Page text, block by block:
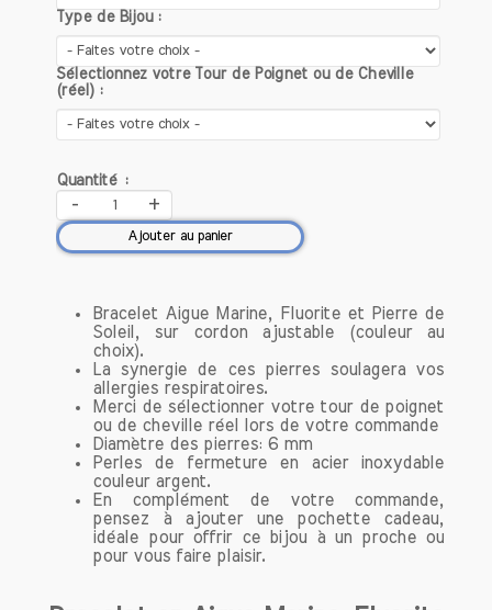
par des artisans passionnés,
garantissant une attention particulière à
chaque détail. Chaque pièce est unique,
ce qui signifie que vous portez un bijou
qui vous ressemble et qui a été créé
avec soin et amour.
Qualité des pierres
Nous sélectionnons uniquement des
pierres naturelles de haute qualité,
connues pour leurs propriétés
pour la sérénité, le quartz rose pour
l'amour ou la labradorite pour la
protection, chaque bracelet est
composé de pierres soigneusement
choisies pour maximiser leurs effets.
Découvrez notre collection de bracelets
conçue pour optimiser votre bien-être
au quotidien.
Chaque bracelet que nous proposons
est soigneusement élaboré pour offrir
Type de Bijou :
Sélectionnez votre Tour de Poignet ou de Cheville
(réel) :
Quantité :
- +
Ajouter au panier
Bracelet Aigue Marine, Fluorite et Pierre de
Soleil, sur cordon ajustable (couleur au
choix).
La synergie de ces pierres soulagera vos
allergies respiratoires.
Merci de sélectionner votre tour de poignet
ou de cheville réel lors de votre commande
Diamètre des pierres: 6 mm
Perles de fermeture en acier inoxydable
couleur argent.
En complément de votre commande,
pensez à ajouter une pochette cadeau,
idéale pour offrir ce bijou à un proche ou
pour vous faire plaisir.